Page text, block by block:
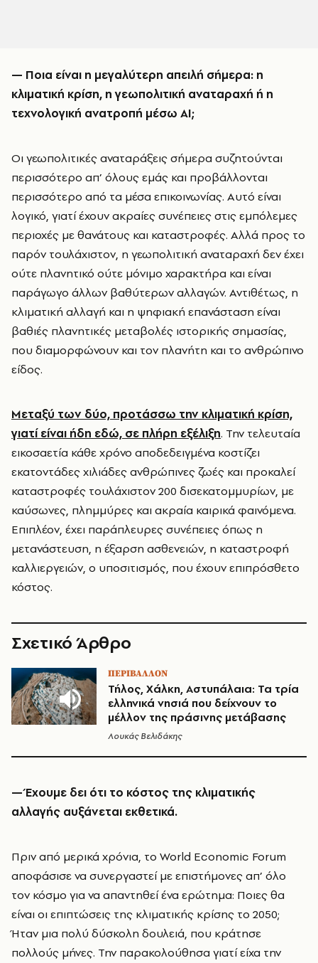
— Ποια είναι η μεγαλύτερη απειλή σήμερα: η
κλιματική κρίση, η γεωπολιτική αναταραχή ή η
τεχνολογική ανατροπή μέσω AI;
Οι γεωπολιτικές αναταράξεις σήμερα συζητούνται
περισσότερο απ’ όλους εμάς και προβάλλονται
περισσότερο από τα μέσα επικοινωνίας. Αυτό είναι
λογικό, γιατί έχουν ακραίες συνέπειες στις εμπόλεμες
περιοχές με θανάτους και καταστροφές. Αλλά προς το
παρόν τουλάχιστον, η γεωπολιτική αναταραχή δεν έχει
ούτε πλανητικό ούτε μόνιμο χαρακτήρα και είναι
παράγωγο άλλων βαθύτερων αλλαγών. Αντιθέτως, η
κλιματική αλλαγή και η ψηφιακή επανάσταση είναι
βαθιές πλανητικές μεταβολές ιστορικής σημασίας,
που διαμορφώνουν και τον πλανήτη και το ανθρώπινο
είδος.
Μεταξύ των δύο, προτάσσω την κλιματική κρίση,
γιατί είναι ήδη εδώ, σε πλήρη εξέλιξη. Την τελευταία
εικοσαετία κάθε χρόνο αποδεδειγμένα κοστίζει
εκατοντάδες χιλιάδες ανθρώπινες ζωές και προκαλεί
καταστροφές τουλάχιστον 200 δισεκατομμυρίων, με
καύσωνες, πλημμύρες και ακραία καιρικά φαινόμενα.
Επιπλέον, έχει παράπλευρες συνέπειες όπως η
μετανάστευση, η έξαρση ασθενειών, η καταστροφή
καλλιεργειών, ο υποσιτισμός, που έχουν επιπρόσθετο
κόστος.
Σχετικό Άρθρο
ΠΕΡΙΒΑΛΛΟΝ
Τήλος, Χάλκη, Αστυπάλαια: Τα τρία
ελληνικά νησιά που δείχνουν το
μέλλον της πράσινης μετάβασης
Λουκάς Βελιδάκης
— Έχουμε δει ότι το κόστος της κλιματικής
αλλαγής αυξάνεται εκθετικά.
Πριν από μερικά χρόνια, το World Economic Forum
αποφάσισε να συνεργαστεί με επιστήμονες απ’ όλο
τον κόσμο για να απαντηθεί ένα ερώτημα: Ποιες θα
είναι οι επιπτώσεις της κλιματικής κρίσης το 2050;
Ήταν μια πολύ δύσκολη δουλειά, που κράτησε
πολλούς μήνες. Την παρακολούθησα γιατί είχα την